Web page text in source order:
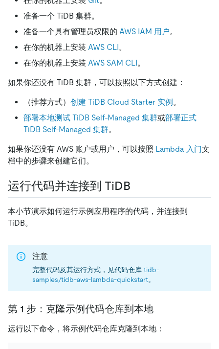
准备一个 TiDB 集群。
准备一个具有管理员权限的 AWS IAM 用户。
在你的机器上安装 AWS CLI 。
在你的机器上安装 AWS SAM CLI 。
如果你还没有 TiDB 集群，可以按照以下方式创建：
（推荐方式） 创建 TiDB Cloud Starter 实例 。
部署本地测试 TiDB Self-Managed 集群或部署正式
TiDB Self-Managed 集群。
如果你还没有 AWS 账户或用户，可以按照 Lambda 入门文
档中的步骤来创建它们。
运行代码并连接到 TiDB
本小节演示如何运行示例应用程序的代码，并连接到
TiDB。
注意
完整代码及其运行方式，见代码仓库 tidb-
samples/tidb-aws-lambda-quickstart。
第 1 步：克隆示例代码仓库到本地
运行以下命令，将示例代码仓库克隆到本地：